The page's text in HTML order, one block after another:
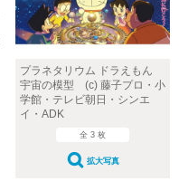
プラネタリウム ドラえもん
宇宙の模型 (c) 藤子プロ・小
学館・テレビ朝日・シンエ
イ・ADK
全 3 枚
拡大写真